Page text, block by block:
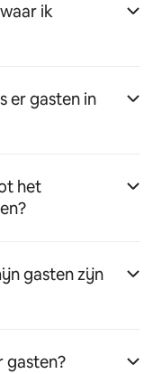
ik
er gasten in
het
gasten zijn
gasten?